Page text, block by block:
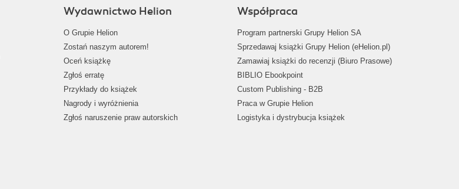
Wydawnictwo Helion
O Grupie Helion
Zostań naszym autorem!
Oceń książkę
Zgłoś erratę
Przykłady do książek
Nagrody i wyróżnienia
Zgłoś naruszenie praw autorskich
Współpraca
Program partnerski Grupy Helion SA
Sprzedawaj książki Grupy Helion (eHelion.pl)
Zamawiaj książki do recenzji (Biuro Prasowe)
BIBLIO Ebookpoint
Custom Publishing - B2B
Praca w Grupie Helion
Logistyka i dystrybucja książek